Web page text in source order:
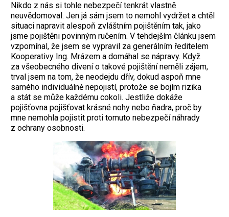
Nikdo z nás si tohle nebezpečí tenkrát vlastně
neuvědomoval. Jen já sám jsem to nemohl vydržet a chtěl
situaci napravit alespoň zvláštním pojištěním tak, jako
jsme pojištěni povinným ručením. V tehdejším článku jsem
vzpomínal, že jsem se vypravil za generálním ředitelem
Kooperativy Ing. Mrázem a domáhal se nápravy. Když
za všeobecného divení o takové pojištění neměli zájem,
trval jsem na tom, že neodejdu dřív, dokud aspoň mne
samého individuálně nepojistí, protože se bojím rizika
a stát se může každému cokoli. Jestliže dokáže
pojišťovna pojišťovat krásné nohy nebo ňadra, proč by
mne nemohla pojistit proti tomuto nebezpečí náhrady
z ochrany osobnosti.